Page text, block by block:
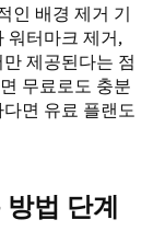
인 배경 제거 기
워터마크 제거,
제공된다는 점
무료로도 충분
면 유료 플랜도
법 단계